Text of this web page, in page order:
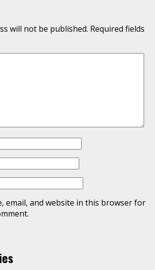
will not be published. Required fields
email, and website in this browser for